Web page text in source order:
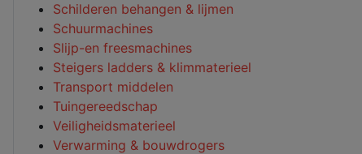
Schilderen behangen & lijmen
Schuurmachines
Slijp-en freesmachines
Steigers ladders & klimmaterieel
Transport middelen
Tuingereedschap
Veiligheidsmaterieel
Verwarming & bouwdrogers